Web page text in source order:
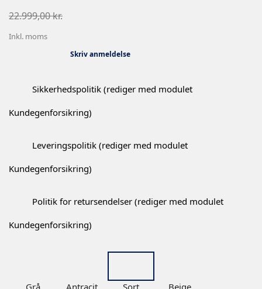
22.999,00 kr.
Inkl. moms
Skriv anmeldelse
Sikkerhedspolitik (rediger med modulet
Kundegenforsikring)
Leveringspolitik (rediger med modulet
Kundegenforsikring)
Politik for retursendelser (rediger med modulet
Kundegenforsikring)
Grå Antracit Sort Beige